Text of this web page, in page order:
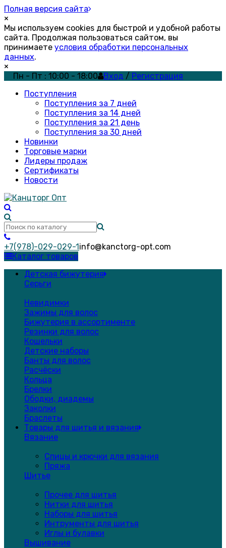
Полная версия сайта
×
Мы используем cookies для быстрой и удобной работы
сайта. Продолжая пользоваться сайтом, вы
принимаете условия обработки персональных
данных.
×
Пн - Пт : 10:00 - 18:00
Вход / Регистрация
Поступления
Поступления за 7 дней
Поступления за 14 дней
Поступления за 21 день
Поступления за 30 дней
Новинки
Торговые марки
Лидеры продаж
Сертификаты
Новости
+7(978)-029-029-1info@kanctorg-opt.com
Каталог товаров
Детская бижутерия
Серьги
Невидимки
Зажимы для волос
Бижутерия в ассортименте
Резинки для волос
Кошельки
Детские наборы
Банты для волос
Расчёски
Кольца
Брелки
Ободки, диадемы
Заколки
Браслеты
Товары для шитья и вязания
Вязание
Спицы и крючки для вязания
Пряжа
Шитье
Прочее для шитья
Нитки для шитья
Наборы для шитья
Интрументы для шитья
Иглы и булавки
Вышивание